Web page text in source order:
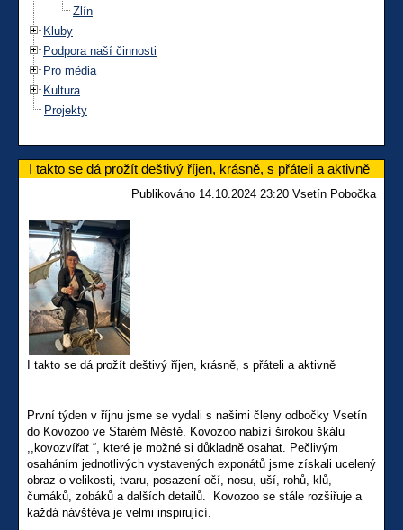
Zlín
Kluby
Podpora naší činnosti
Pro média
Kultura
Projekty
I takto se dá prožít deštivý říjen, krásně, s přáteli a aktivně
Publikováno 14.10.2024 23:20 Vsetín Pobočka
I takto se dá prožít deštivý říjen, krásně, s přáteli a aktivně
První týden v říjnu jsme se vydali s našimi členy odbočky Vsetín
do Kovozoo ve Starém Městě. Kovozoo nabízí širokou škálu
,,kovozvířat “, které je možné si důkladně osahat. Pečlivým
osaháním jednotlivých vystavených exponátů jsme získali ucelený
obraz o velikosti, tvaru, posazení očí, nosu, uší, rohů, klů,
čumáků, zobáků a dalších detailů. Kovozoo se stále rozšiřuje a
každá návštěva je velmi inspirující.